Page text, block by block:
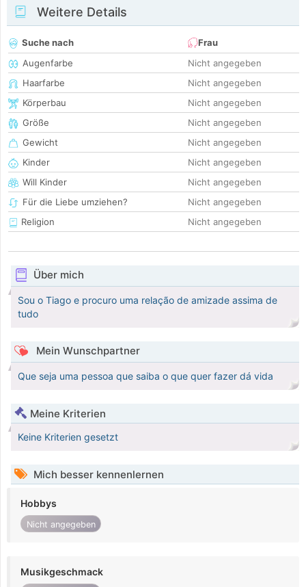
Weitere Details
Suche nach
Frau
Augenfarbe
Nicht angegeben
Haarfarbe
Nicht angegeben
Körperbau
Nicht angegeben
Größe
Nicht angegeben
Gewicht
Nicht angegeben
Kinder
Nicht angegeben
Will Kinder
Nicht angegeben
Für die Liebe umziehen?
Nicht angegeben
Religion
Nicht angegeben
Über mich
Sou o Tiago e procuro uma relação de amizade assima de
tudo
Mein Wunschpartner
Que seja uma pessoa que saiba o que quer fazer dá vida
Meine Kriterien
Keine Kriterien gesetzt
Mich besser kennenlernen
Hobbys
Nicht angegeben
Musikgeschmack